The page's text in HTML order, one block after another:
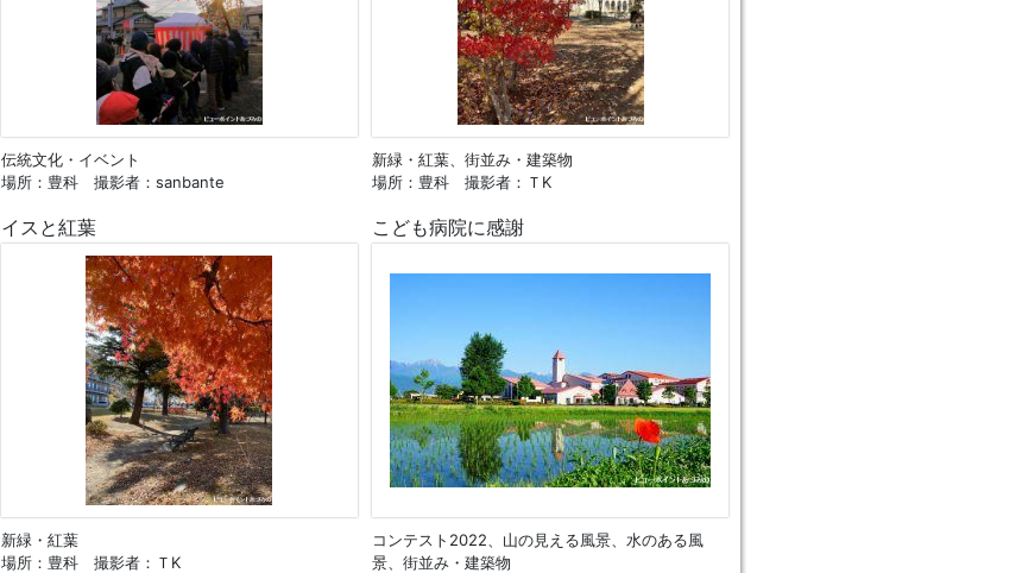
伝統文化・イベント
場所：豊科 撮影者：sanbante
新緑・紅葉、街並み・建築物
場所：豊科 撮影者：ＴK
イスと紅葉
新緑・紅葉
場所：豊科 撮影者：ＴK
こども病院に感謝
コンテスト2022、山の見える風景、水のある風
景、街並み・建築物